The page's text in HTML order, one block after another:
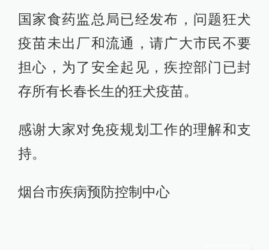
国家食药监总局已经发布，问题狂犬
疫苗未出厂和流通，请广大市民不要
担心，为了安全起见，疾控部门已封
存所有长春长生的狂犬疫苗。
感谢大家对免疫规划工作的理解和支
持。
烟台市疾病预防控制中心